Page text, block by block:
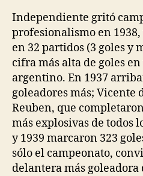
Independiente gritó
profesionalismo en
en 32 partidos (3 goles y
cifra más alta de goles
argentino. En 1937
goleadores más; Vicente
Reuben, que
más explosivas de todos
y 1939 marcaron 323
sólo el campeonato,
delantera más